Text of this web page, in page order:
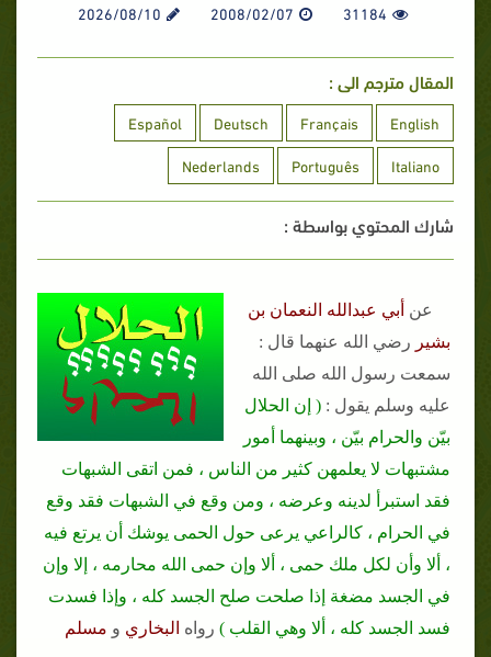
31184
2008/02/07
2026/08/10
المقال مترجم الى :
English
Français
Deutsch
Español
Italiano
Português
Nederlands
شارك المحتوي بواسطة :
عن أبي عبدالله النعمان بن
بشير رضي الله عنهما قال :
سمعت رسول الله صلى الله
عليه وسلم يقول : ( إن الحلال
بيّن والحرام بيّن ، وبينهما أمور
مشتبهات لا يعلمهن كثير من الناس ، فمن اتقى الشبهات
فقد استبرأ لدينه وعرضه ، ومن وقع في الشبهات فقد وقع
في الحرام ، كالراعي يرعى حول الحمى يوشك أن يرتع فيه
، ألا وأن لكل ملك حمى ، ألا وإن حمى الله محارمه ، إلا وإن
في الجسد مضغة إذا صلحت صلح الجسد كله ، وإذا فسدت
فسد الجسد كله ، ألا وهي القلب ) رواه البخاري و مسلم